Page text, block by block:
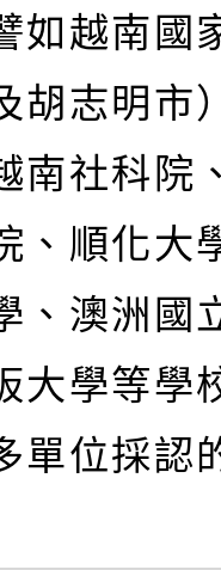
如越南國
胡志明市
南社科院
、順化大
、澳洲國
大學等學
單位採認